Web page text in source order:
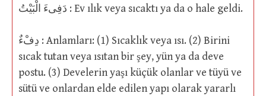
دَفِىءَ الْبَيْتُ : Ev ılık veya sıcaktı ya da o hale geldi.
دِفْءٌ : Anlamları: (1) Sıcaklık veya ısı. (2) Birini
sıcak tutan veya ısıtan bir şey, yün ya da deve
postu. (3) Develerin yaşı küçük olanlar ve tüyü ve
sütü ve onlardan elde edilen yapı olarak yararlı